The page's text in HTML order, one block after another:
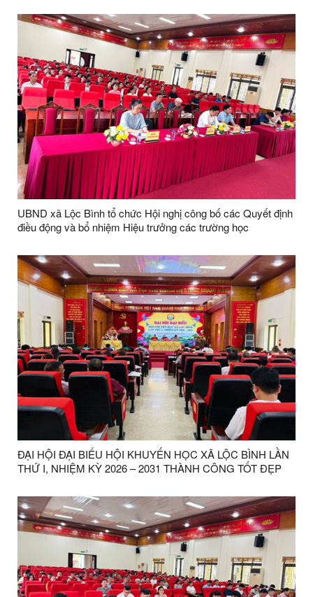
CÁCH TƯ PHÁP 6 THÁNG ĐẦU NĂM 2026
UBND xã Lộc Bình tổ chức Hội nghị công bố các Quyết định
điều động và bổ nhiệm Hiệu trưởng các trường học
ĐẠI HỘI ĐẠI BIỂU HỘI KHUYẾN HỌC XÃ LỘC BÌNH LẦN
THỨ I, NHIỆM KỲ 2026 – 2031 THÀNH CÔNG TỐT ĐẸP